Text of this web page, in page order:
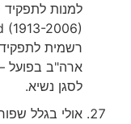
רשמית לתפקיד.
ארה"ב בפועל –
לסגן נשיא.
אולי בגלל שפורד